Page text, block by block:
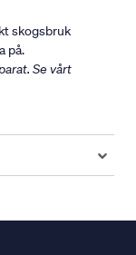
skogsbruk
på.
Se vårt